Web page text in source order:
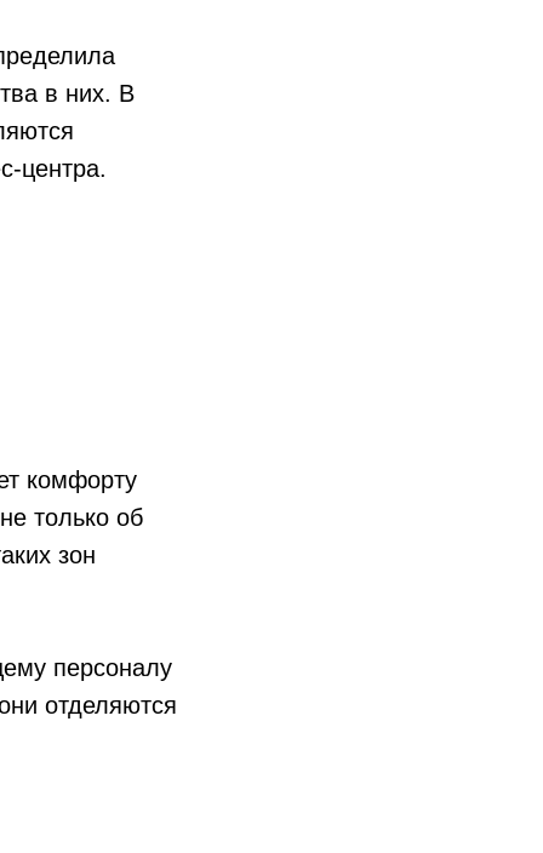
в них. В
центра.
комфорту
только об
зон
персоналу
отделяются